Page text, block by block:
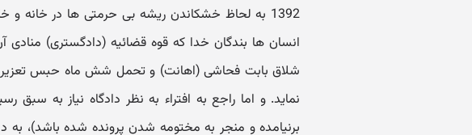
1392 به لحاظ خشکاندن ریشه بی حرمتی ها در خانه
شلاق بابت فحاشی (اهانت) و تحمل شش ماه حبس
نماید. و اما راجع به افتراء به نظر دادگاه نیاز به سبق
برنیامده و منجر به مختومه شدن پرونده شده باشد)،